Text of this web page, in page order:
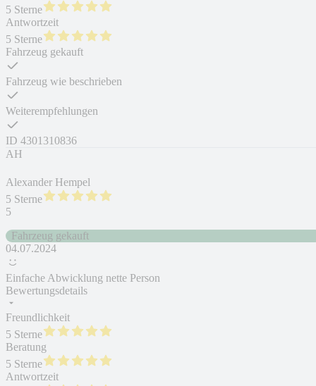
5 Sterne
Antwortzeit
5 Sterne
Fahrzeug gekauft
Fahrzeug wie beschrieben
Weiterempfehlungen
ID 4301310836
AH
Alexander Hempel
5 Sterne
5
Fahrzeug gekauft
04.07.2024
Einfache Abwicklung nette Person
Bewertungsdetails
Freundlichkeit
5 Sterne
Beratung
5 Sterne
Antwortzeit